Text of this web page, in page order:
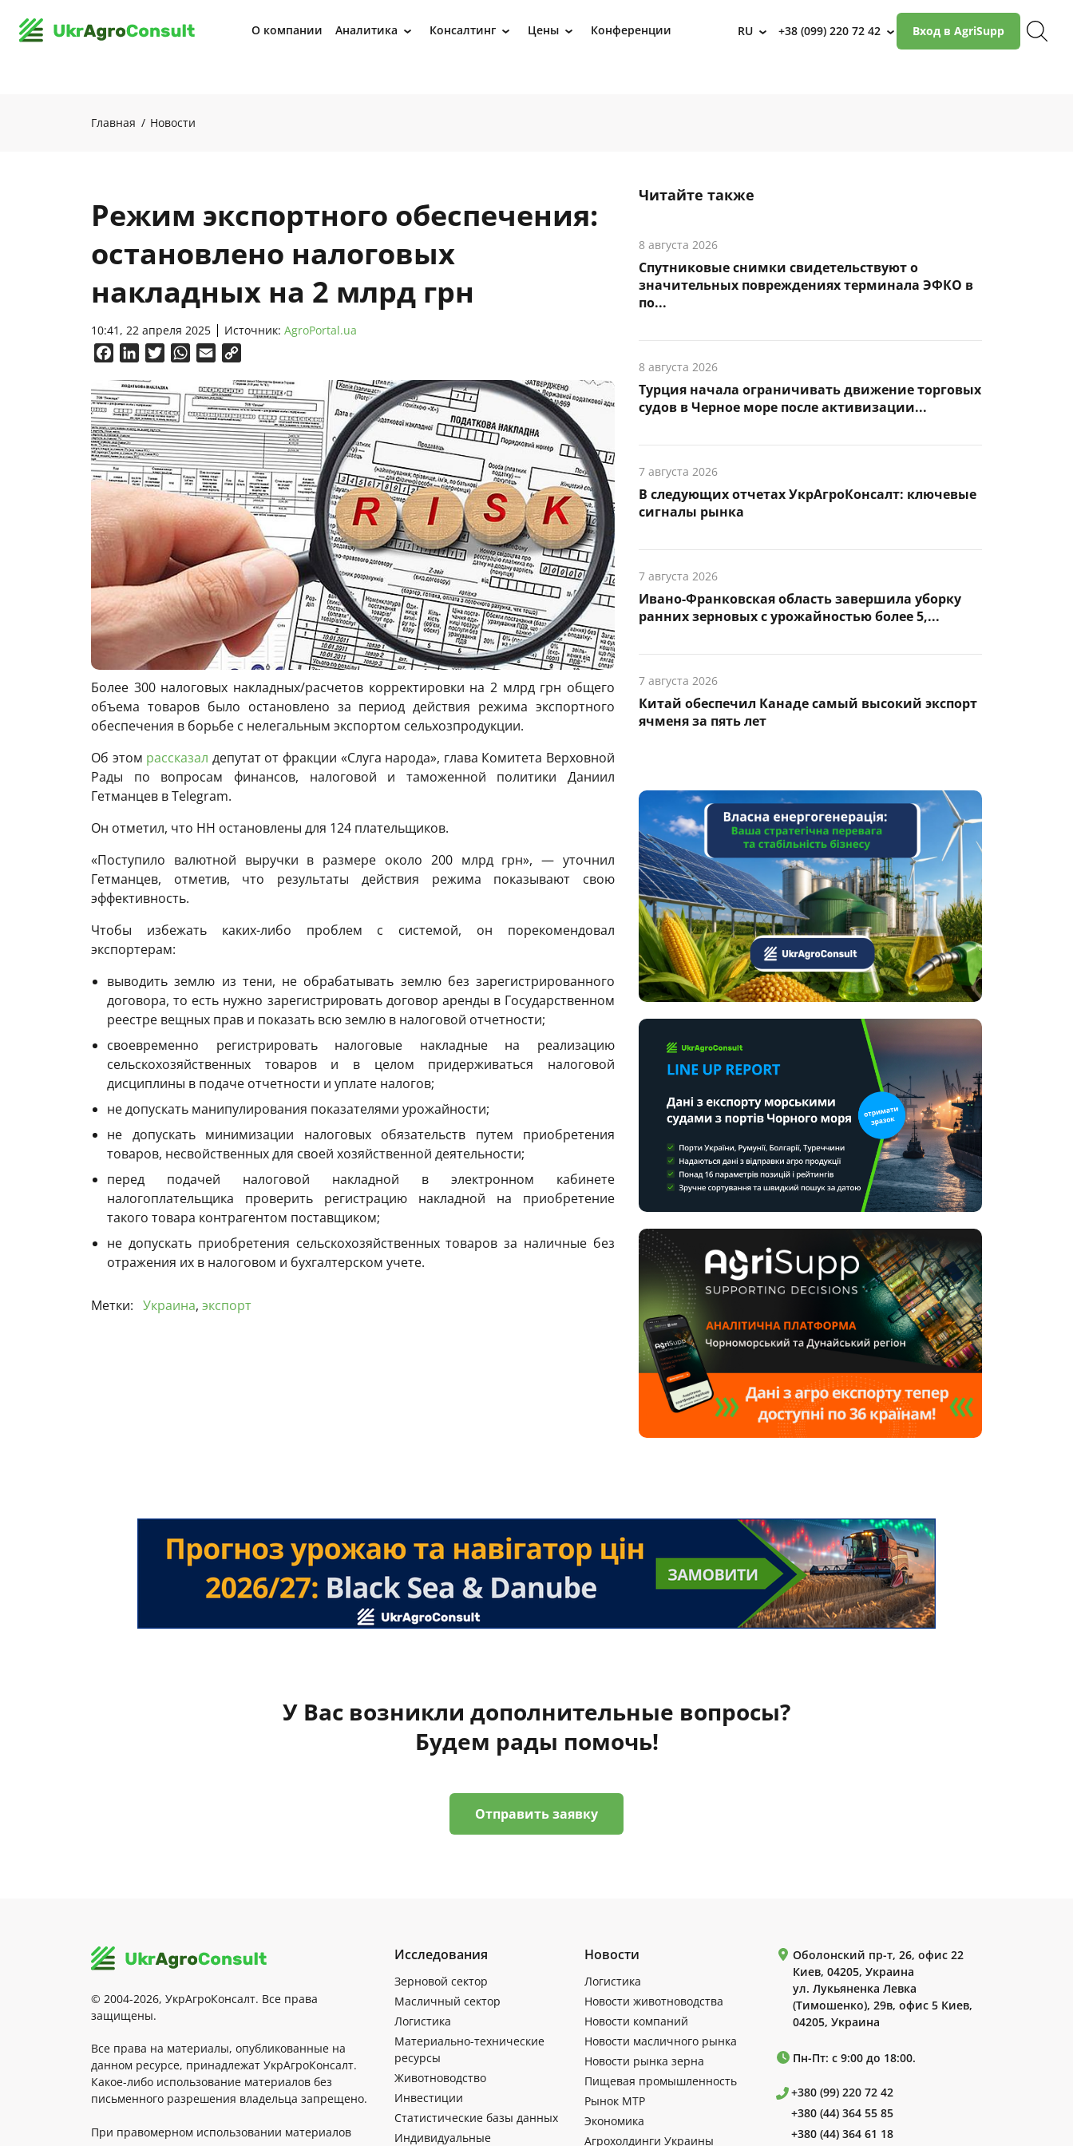
О компании Аналитика › Консалтинг › Цены › Конференции RU › +38 (099) 220 72 42 › Вход в AgriSupp
Главная Новости
Режим экспортного обеспечения:
остановлено налоговых
накладных на 2 млрд грн
10:41, 22 апреля 2025 Источник: AgroPortal.ua
FacebookLinkedInTwitterWhatsApp
Email
Более 300 налоговых накладных/расчетов корректировки на 2 млрд грн общего
объема товаров было остановлено за период действия режима экспортного
обеспечения в борьбе с нелегальным экспортом сельхозпродукции.
Об этом рассказал депутат от фракции «Слуга народа», глава Комитета Верховной
Рады по вопросам финансов, налоговой и таможенной политики Даниил
Гетманцев в Telegram.
Он отметил, что НН остановлены для 124 плательщиков.
«Поступило валютной выручки в размере около 200 млрд грн», — уточнил
Гетманцев, отметив, что результаты действия режима показывают свою
эффективность.
Чтобы избежать каких-либо проблем с системой, он порекомендовал
экспортерам:
выводить землю из тени, не обрабатывать землю без зарегистрированного
договора, то есть нужно зарегистрировать договор аренды в Государственном
реестре вещных прав и показать всю землю в налоговой отчетности;
своевременно регистрировать налоговые накладные на реализацию
сельскохозяйственных товаров и в целом придерживаться налоговой
дисциплины в подаче отчетности и уплате налогов;
не допускать манипулирования показателями урожайности;
не допускать минимизации налоговых обязательств путем приобретения
товаров, несвойственных для своей хозяйственной деятельности;
перед подачей налоговой накладной в электронном кабинете
налогоплательщика проверить регистрацию накладной на приобретение
такого товара контрагентом поставщиком;
не допускать приобретения сельскохозяйственных товаров за наличные без
отражения их в налоговом и бухгалтерском учете.
Метки: Украина, экспорт
Читайте также
8 августа 2026
Спутниковые снимки свидетельствуют о
значительных повреждениях терминала ЭФКО в
по...
8 августа 2026
Турция начала ограничивать движение торговых
судов в Черное море после активизации...
7 августа 2026
В следующих отчетах УкрАгроКонсалт: ключевые
сигналы рынка
7 августа 2026
Ивано-Франковская область завершила уборку
ранних зерновых с урожайностью более 5,...
7 августа 2026
Китай обеспечил Канаде самый высокий экспорт
ячменя за пять лет
У Вас возникли дополнительные вопросы?
Будем рады помочь!
Отправить заявку
© 2004-2026, УкрАгроКонсалт. Все права
защищены.
Все права на материалы, опубликованные на
данном ресурсе, принадлежат УкрАгроКонсалт.
Какое-либо использование материалов без
письменного разрешения владельца запрещено.
При правомерном использовании материалов
Исследования
Зерновой сектор
Масличный сектор
Логистика
Материально-технические
ресурсы
Животноводство
Инвестиции
Статистические базы данных
Индивидуальные
Новости
Логистика
Новости животноводства
Новости компаний
Новости масличного рынка
Новости рынка зерна
Пищевая промышленность
Рынок МТР
Экономика
Агрохолдинги Украины
Оболонский пр-т, 26, офис 22
Киев, 04205, Украина
ул. Лукьяненка Левка
(Тимошенко), 29в, офис 5 Киев,
04205, Украина
Пн-Пт: с 9:00 до 18:00.
+380 (99) 220 72 42
+380 (44) 364 55 85
+380 (44) 364 61 18